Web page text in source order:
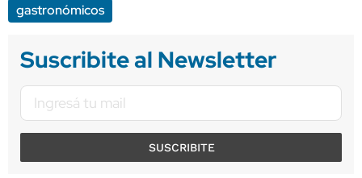
gastronómicos
Suscribite al Newsletter
SUSCRIBITE